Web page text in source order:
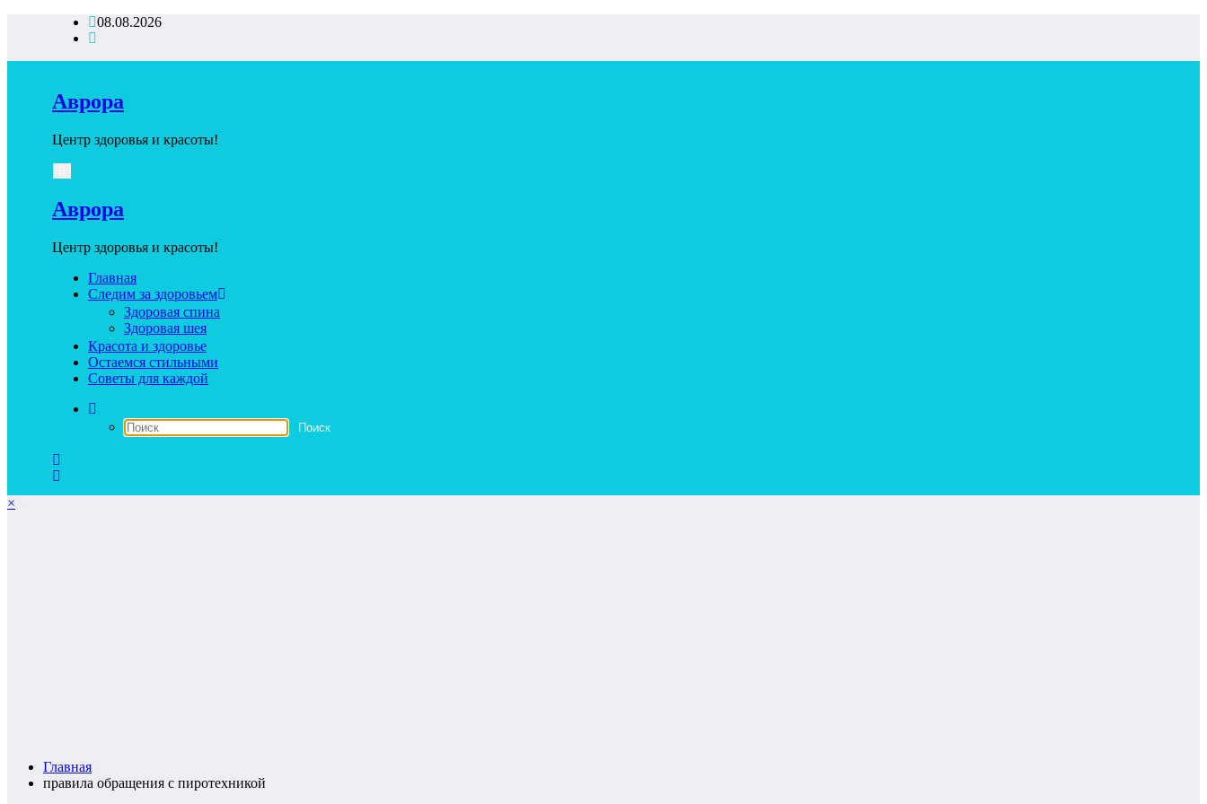
08.08.2026
Аврора
Центр здоровья и красоты!
Аврора
Центр здоровья и красоты!
Главная
Следим за здоровьем
Здоровая спина
Здоровая шея
Красота и здоровье
Остаемся стильными
Советы для каждой
×
Главная
правила обращения с пиротехникой